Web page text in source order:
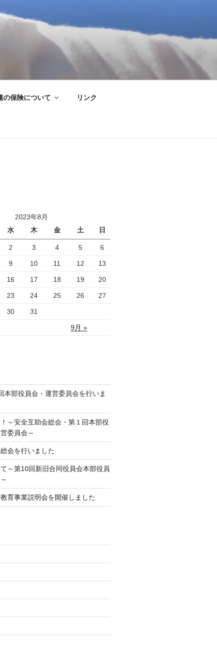
の保険について リンク
2023年8月
水 木 金 土 日
9月 »
2 3 4 5 6
9 10 11 12 13
16 17 18 19 20
23 24 25 26 27
30 31
本部役員会・運営委員会を行いま
～安全互助会総会・第１回本部役
委員会～
会を行いました
～第10回新旧合同役員会本部役員
育事業説明会を開催しました